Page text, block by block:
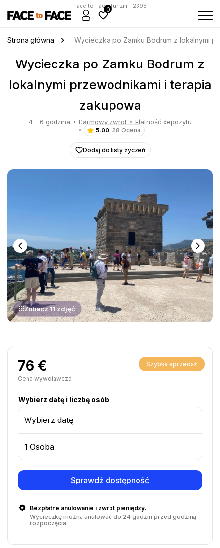
Face to Face Turizm - 2395
0
Strona główna Wycieczka po Zamku Bodrum z lokalnymi
Wycieczka po Zamku Bodrum z
lokalnymi przewodnikami i terapia
zakupowa
4 - 6 godzina Darmowy zwrot Płatność depozytu
5.00 28 Ocena
Dodaj do listy życzeń
Zobacz 11 zdjęć
Szybka sprzedaż
76 €
Cena wywoławcza
Wybierz datę i liczbę osób
Wybierz datę
1 Osoba
Sprawdź dostępność
Bezpłatne anulowanie i zwrot pieniędzy.
Wycieczkę można anulować do 24 godzin przed godziną
rozpoczęcia.